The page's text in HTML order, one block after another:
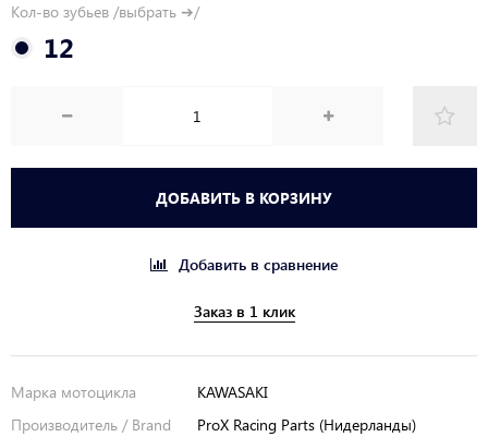
Кол-во зубьев /выбрать ➔/
12
ДОБАВИТЬ В КОРЗИНУ
Добавить в сравнение
Заказ в 1 клик
Марка мотоцикла
KAWASAKI
Производитель / Brand
ProX Racing Parts (Нидерланды)